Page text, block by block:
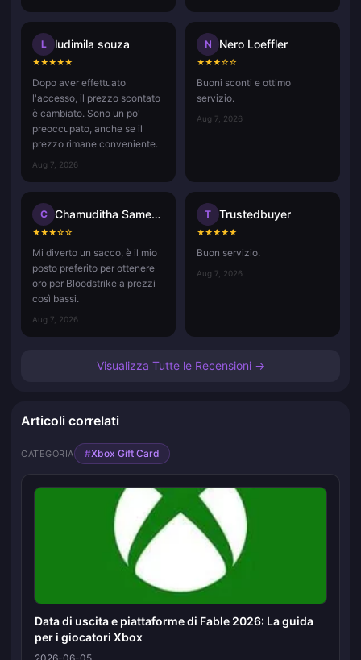
L ludimila souza
★★★★★
Dopo aver effettuato
l'accesso, il prezzo scontato
è cambiato. Sono un po'
preoccupato, anche se il
prezzo rimane conveniente.
Aug 7, 2026
N Nero Loeffler
★★★☆☆
Buoni sconti e ottimo
servizio.
Aug 7, 2026
C Chamuditha Sameenath
★★★☆☆
Mi diverto un sacco, è il mio
posto preferito per ottenere
oro per Bloodstrike a prezzi
così bassi.
Aug 7, 2026
T Trustedbuyer
★★★★★
Buon servizio.
Aug 7, 2026
Visualizza Tutte le Recensioni →
Articoli correlati
CATEGORIA #Xbox Gift Card
Data di uscita e piattaforme di Fable 2026: La guida
per i giocatori Xbox